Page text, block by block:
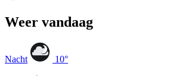
Weer vandaag
Nacht 10°